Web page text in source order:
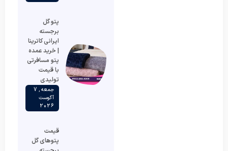
پتو گل
برجسته
ایرانی کاترینا
| خرید عمده
پتو مسافرتی
با قیمت
تولیدی
جمعه , 7
آگوست
2026
قیمت
پتوهای گل